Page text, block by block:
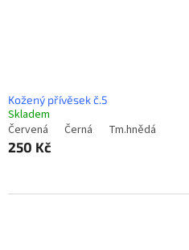
Kožený přívěsek č.5
Skladem
Červená
Černá
Tm.hnědá
250 Kč